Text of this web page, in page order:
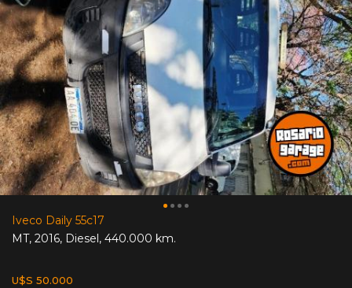
Iveco Daily 55c17
MT, 2016, Diesel, 440.000 km.
U$S 50.000